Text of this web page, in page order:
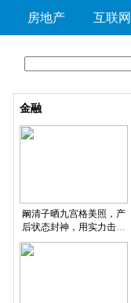
房地产 互联网
金融
阚清子晒九宫格美照，产
后状态封神，用实力击碎
谣言，元气满满 今日看点